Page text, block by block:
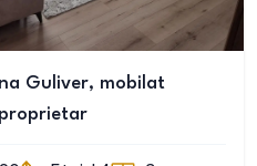
Guliver, mobilat